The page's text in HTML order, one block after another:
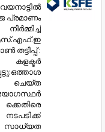
വയനാട്ടിൽ
പ്രമാണം
നിർമ്മിച്ച്
തട്ടിപ്പ് :
കളക്ടർ
ചെയ്ത
ക്കെതിരെ
നടപടിക്ക്
സാധ്യത